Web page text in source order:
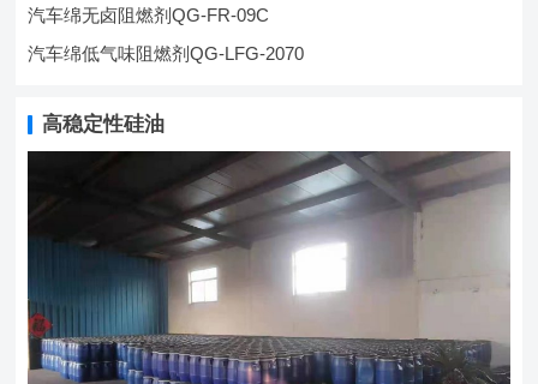
汽车绵无卤阻燃剂QG-FR-09C
汽车绵低气味阻燃剂QG-LFG-2070
高稳定性硅油